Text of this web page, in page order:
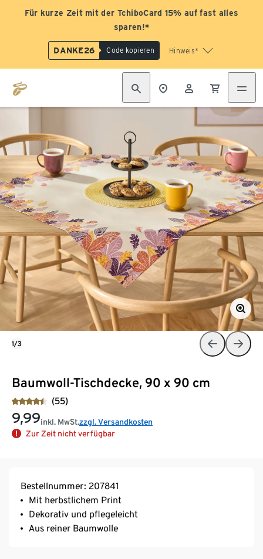
Für kurze Zeit mit der TchiboCard 15% auf fast alles
sparen!*
DANKE26 Code kopieren Hinweis*
Baumwoll-Tischdecke, 90 x 90 cm
(55)
9,99inkl. MwSt.zzgl. Versandkosten
Zur Zeit nicht verfügbar
1/3
Bestellnummer: 207841
Mit herbstlichem Print
Dekorativ und pflegeleicht
Aus reiner Baumwolle